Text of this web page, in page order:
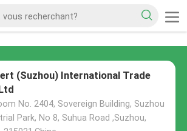
(Suzhou) International Trade
No. 2404, Sovereign Building, Suzhou
Park, No 8, Suhua Road ,Suzhou,